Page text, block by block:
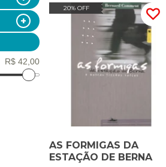
20% OFF
AS FORMIGAS DA
ESTAÇÃO DE BERNA